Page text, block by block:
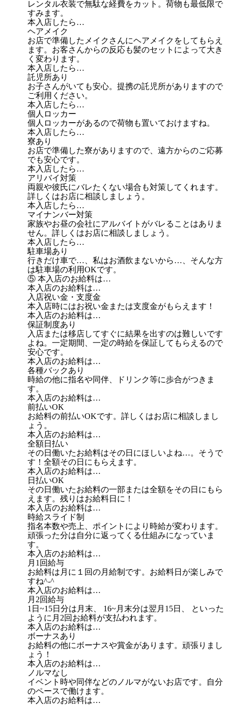
レンタル衣装で無駄な経費をカット。荷物も最低限で
すみます。
本入店したら…
ヘアメイク
お店で準備したメイクさんにヘアメイクをしてもらえ
ます。お客さんからの反応も髪のセットによって大き
く変わります。
本入店したら…
託児所あり
お子さんがいても安心。提携の託児所がありますので
ご利用ください。
本入店したら…
個人ロッカー
個人ロッカーがあるので荷物も置いておけますね。
本入店したら…
寮あり
お店で準備した寮がありますので、遠方からのご応募
でも安心です。
本入店したら…
アリバイ対策
両親や彼氏にバレたくない場合も対策してくれます。
詳しくはお店に相談しましょう。
本入店したら…
マイナンバー対策
家族やお昼の会社にアルバイトがバレることはありま
せん。詳しくはお店に相談しましょう。
本入店したら…
駐車場あり
行きだけ車で…、私はお酒飲まないから…、そんな方
は駐車場の利用OKです。
⑤ 本入店のお給料は…
本入店のお給料は…
入店祝い金・支度金
本入店時にはお祝い金または支度金がもらえます！
本入店のお給料は…
保証制度あり
入店または移店してすぐに結果を出すのは難しいです
よね。一定期間、一定の時給を保証してもらえるので
安心です。
本入店のお給料は…
各種バックあり
時給の他に指名や同伴、ドリンク等に歩合がつきま
す。
本入店のお給料は…
前払いOK
お給料の前払いOKです。詳しくはお店に相談しまし
ょう。
本入店のお給料は…
全額日払い
その日働いたお給料はその日にほしいよね…。そうで
す！全額その日にもらえます。
本入店のお給料は…
日払いOK
その日働いたお給料の一部または全額をその日にもら
えます。残りはお給料日に！
本入店のお給料は…
時給スライド制
指名本数や売上、ポイントにより時給が変わります。
頑張った分は自分に返ってくる仕組みになっていま
す。
本入店のお給料は…
月1回給与
お給料は月に１回の月給制です。お給料日が楽しみで
すね^-^
本入店のお給料は…
月2回給与
1日~15日分は月末、 16~月末分は翌月15日、 といった
ように月2回お給料が支払われます。
本入店のお給料は…
ボーナスあり
お給料の他にボーナスや賞金があります。頑張りまし
ょう！
本入店のお給料は…
ノルマなし
イベント時や同伴などのノルマがないお店です。自分
のペースで働けます。
本入店のお給料は…